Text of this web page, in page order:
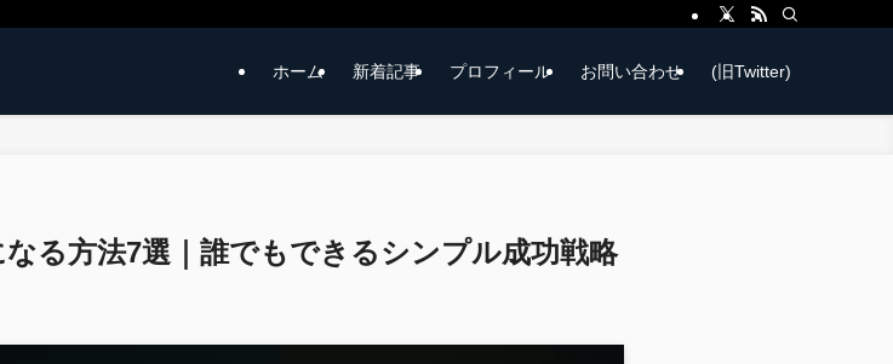
ホーム 新着記事 プロフィール お問い合わせ (旧Twitter)
なる方法7選｜誰でもできるシンプル成功戦略